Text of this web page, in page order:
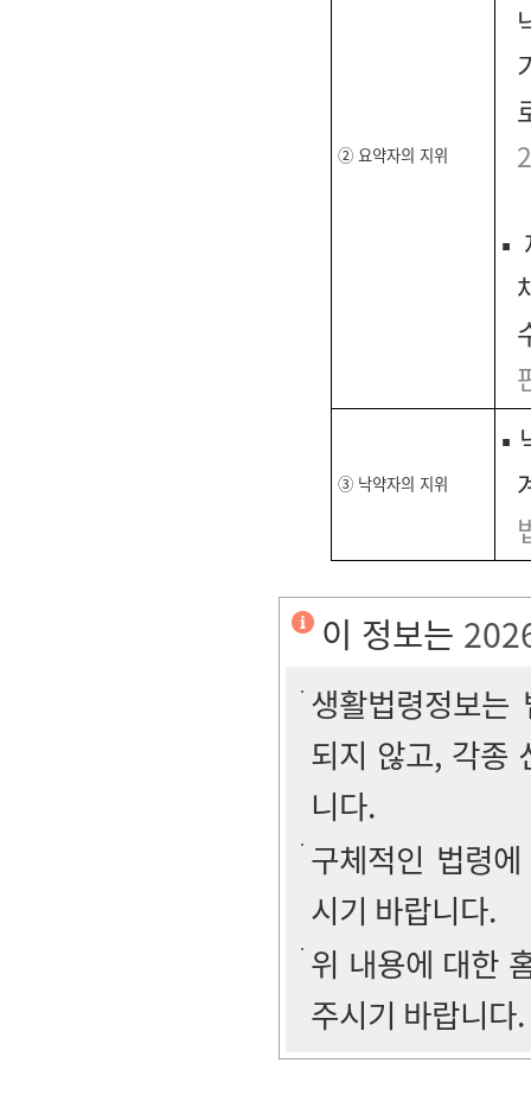
② 요약자의 지위
▪
③ 낙약자의 지위
▪
이 정보는
생활법령정보
되지 않고, 각종
니다.
구체적인 법령
시기 바랍니다.
위 내용에 대한
주시기 바랍니다.